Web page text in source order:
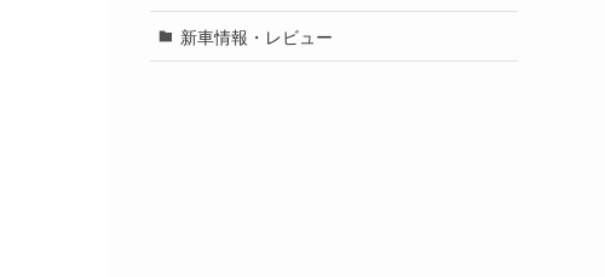
新車情報・レビュー